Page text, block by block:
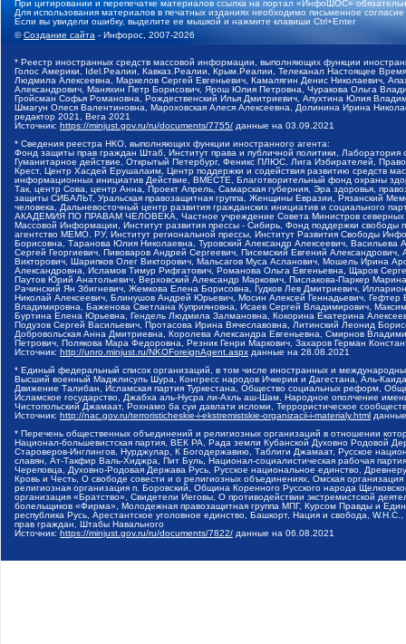
При цитировании и перепечатке материалов ссылка на портал «ИнфоШОС»
Для использования материалов в печатных изданиях необходимо письменное
Если вы увидели ошибку, выделите ее мышкой и нажмите клавиши Ctrl+Enter
©Создание сайта - Инфорос, 2007-2026
* Реестр иностранных средств массовой информации, выполняющих функции
Голос Америки, Idel.Реалии, Кавказ.Реалии, Крым.Реалии, Телеканал Настоящее
Людмила Алексеевна, Маркелов Сергей Евгеньевич, Камалягин Денис Николаевич,
Александрович, Маняхин Петр Борисович, Ярош Юлия Петровна, Чуракова Ольга
Гройсман Софья Романовна, Рождественский Илья Дмитриевич, Апухтина Юлия
Шмагун Олеся Валентиновна, Мароховская Алеся Алексеевна, Долинина Ирина
редактор 2021, Вега 2021
Источник: https://minjust.gov.ru/ru/documents/7755/ данные на 03.09.2021
* Сведения реестра НКО, выполняющих функции иностранного агента:
Фонд защиты прав граждан Штаб, Институт права и публичной политики,
Гуманитарное действие, Открытый Петербург, Феникс ПЛЮС, Лига Избирателей,
Крест, Центр Хасдей Ерушалаим, Центр поддержки и содействия развитию средств
информационных инициатив Действие, ВМЕСТЕ, Благотворительный фонд охраны
Так, центр Сова, центр Анна, Проект Апрель, Самарская губерния, Эра здоровья,
защиты СИБАЛЬТ, Уральская правозащитная группа, Женщины Евразии, Рязанский
человека, Дальневосточный центр развития гражданских инициатив и социального
АКАДЕМИЯ ПО ПРАВАМ ЧЕЛОВЕКА, Частное учреждение Совета Министров северных
Массовой Информации, Институт развития прессы - Сибирь, Фонд поддержки
агентство МЕМО. РУ, Институт региональной прессы, Институт Развития Свободы
Борисовна, Таранова Юлия Николаевна, Туровский Александр Алексеевич,
Сергей Георгиевич, Пивоваров Андрей Сергеевич, Писемский Евгений
Викторович, Шарипков Олег Викторович, Мальсагов Муса Асланович, Мошель Ирина
Александровна, Исламов Тимур Рифгатович, Романова Ольга Евгеньевна, Щаров
Паутов Юрий Анатольевич, Верховский Александр Маркович, Пислакова-Паркер
Рачинский Ян Збигневич, Жемкова Елена Борисовна, Гудков Лев Дмитриевич,
Николай Алексеевич, Блинушов Андрей Юрьевич, Мосин Алексей Геннадьевич,
Владимировна, Баженова Светлана Куприяновна, Исаев Сергей Владимирович,
Буртина Елена Юрьевна, Гендель Людмила Залмановна, Кокорина Екатерина
Подузов Сергей Васильевич, Протасова Ирина Вячеславовна, Литинский Леонид
Добровольская Анна Дмитриевна, Королева Александра Евгеньевна, Смирнов
Петрович, Полякова Мара Федоровна, Резник Генри Маркович, Захаров Герман
Источник: http://unro.minjust.ru/NKOForeignAgent.aspx данные на 28.08.2021
* Единый федеральный список организаций, в том числе иностранных и
Высший военный Маджлисуль Шура, Конгресс народов Ичкерии и Дагестана, Аль-
Движение Талибан, Исламская партия Туркестана, Общество социальных реформ,
Исламское государство, Джабха аль-Нусра ли-Ахль аш-Шам, Народное ополчение
Чистопольский Джамаат, Рохнамо ба суи давлати исломи, Террористическое
Источник: http://nac.gov.ru/terroristicheskie-i-ekstremistskie-organizacii-i-materialy.html
* Перечень общественных объединений и религиозных организаций в отношении
Национал-большевистская партия, ВЕК РА, Рада земли Кубанской Духовно Родовой
Староверов-Инглингов, Нурджулар, К Богодержавию, Таблиги Джамаат, Русское
славян, Ат-Такфир Валь-Хиджра, Пит Буль, Национал-социалистическая рабочая
Череповца, Духовно-Родовая Держава Русь, Русское национальное единство,
Кровь и Честь, О свободе совести и о религиозных объединениях, Омская
религиозная организация п. Боровский, Община Коренного Русского народа
организация «Братство», Свидетели Иеговы, О противодействии экстремистской
болельщиков «Фирма», Молодежная правозащитная группа МПГ, Курсом Правды и
республика Русь, Арестантское уголовное единство, Башкорт, Нация и свобода,
прав граждан, Штабы Навального
Источник: https://minjust.gov.ru/ru/documents/7822/ данные на 06.08.2021